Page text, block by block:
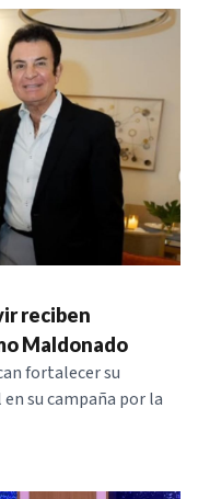
reciben
Maldonado
fortalecer su
su campaña por la